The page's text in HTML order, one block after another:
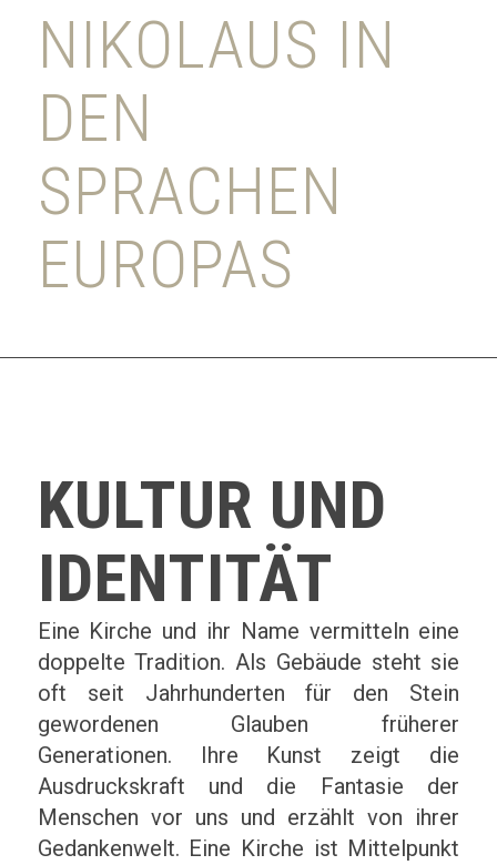
NIKOLAUS IN
DEN
SPRACHEN
EUROPAS
KULTUR UND
IDENTITÄT
Eine Kirche und ihr Name vermitteln eine
doppelte Tradition. Als Gebäude steht sie
oft seit Jahrhunderten für den Stein
gewordenen Glauben früherer
Generationen. Ihre Kunst zeigt die
Ausdruckskraft und die Fantasie der
Menschen vor uns und erzählt von ihrer
Gedankenwelt. Eine Kirche ist Mittelpunkt